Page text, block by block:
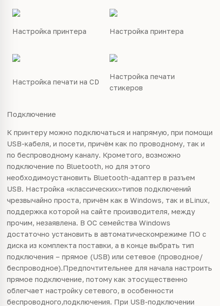
Настройка принтера Настройка принтера
Настройка печати на CD
Настройка печати
стикеров
Подключение
К принтеру можно подключаться и напрямую, при помощи
USB-кабеля, и посети, причём как по проводному, так и
по беспроводному каналу. Крометого, возможно
подключение по Bluetooth, но для этого
необходимоустановить Bluetooth-адаптер в разъем
USB. Настройка «классических»типов подключений
чрезвычайно проста, причём как в Windows, так и вLinux,
поддержка которой на сайте производителя, между
прочим, незаявлена. В ОС семейства Windows
достаточно установить в автоматическомрежиме ПО с
диска из комплекта поставки, а в конце выбрать тип
подключения – прямое (USB) или сетевое (проводное/
беспроводное).Предпочтительнее для начала настроить
прямое подключение, потому как этосущественно
облегчает настройку сетевого, в особенности
беспроводного,подключения. При USB-подключении